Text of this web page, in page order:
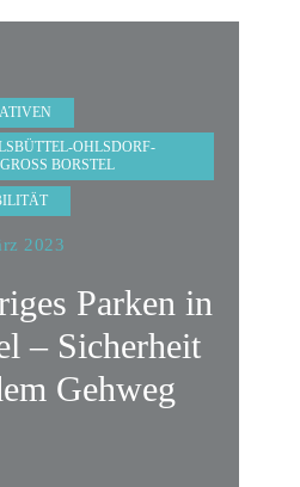
OHLSDORF-
BORSTEL
2023
Parken in
– Sicherheit
Gehweg